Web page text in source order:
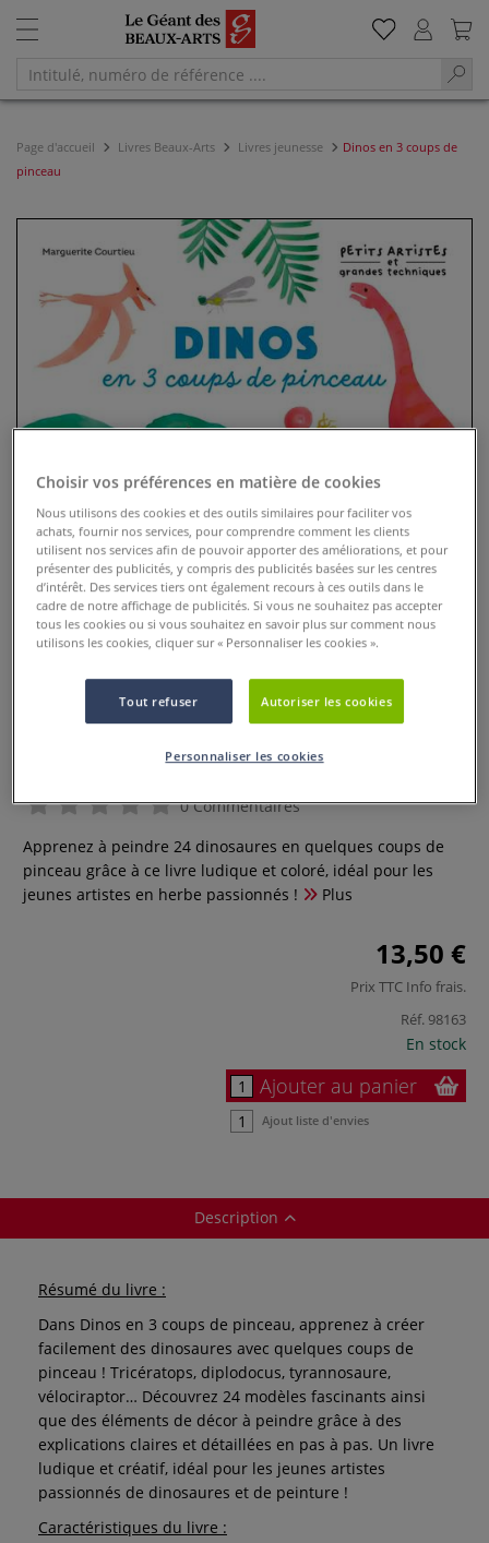
Page d'accueil Livres Beaux-Arts Livres jeunesse
Dinos en 3 coups de
pinceau
Dinos en 3 coups de pinceau
0 Commentaires
Apprenez à peindre 24 dinosaures en quelques coups de
pinceau grâce à ce livre ludique et coloré, idéal pour les
jeunes artistes en herbe passionnés !
Plus
13,50 €
Prix TTC Info frais.
Réf. 98163
En stock
Ajouter au panier
Ajout liste d'envies
Description
Résumé du livre :
Dans Dinos en 3 coups de pinceau, apprenez à créer
facilement des dinosaures avec quelques coups de
pinceau ! Tricératops, diplodocus, tyrannosaure,
vélociraptor… Découvrez 24 modèles fascinants ainsi
que des éléments de décor à peindre grâce à des
explications claires et détaillées en pas à pas. Un livre
ludique et créatif, idéal pour les jeunes artistes
passionnés de dinosaures et de peinture !
Caractéristiques du livre :
Choisir vos préférences en matière de cookies
Nous utilisons des cookies et des outils similaires pour faciliter vos
achats, fournir nos services, pour comprendre comment les clients
utilisent nos services afin de pouvoir apporter des améliorations, et pour
présenter des publicités, y compris des publicités basées sur les centres
d’intérêt. Des services tiers ont également recours à ces outils dans le
cadre de notre affichage de publicités. Si vous ne souhaitez pas accepter
tous les cookies ou si vous souhaitez en savoir plus sur comment nous
utilisons les cookies, cliquer sur « Personnaliser les cookies ».
Tout refuser Autoriser les cookies
Personnaliser les cookies